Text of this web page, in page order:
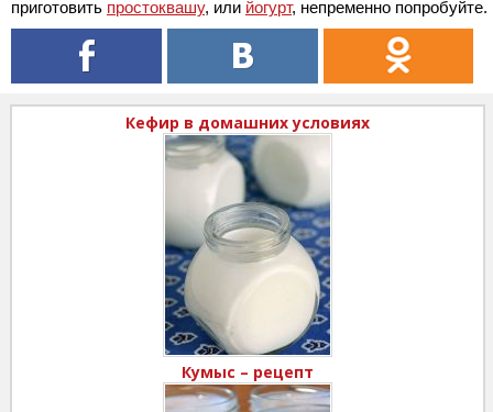
приготовить простоквашу, или йогурт, непременно попробуйте.
Кефир в домашних условиях
Кумыс – рецепт